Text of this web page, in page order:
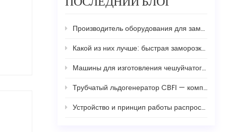
Производитель оборудования для заморозки креветок и температура замораживания
Какой из них лучше: быстрая заморозка с двойной спиралью или с одной спиралью, и в чем разница?
Машины для изготовления чешуйчатого льда: незаменимы для рыбалки, приготовления бетона и производства продуктов питания
Трубчатый льдогенератор CBFI — комплексное решение для ваших нужд по производству льда
Устройство и принцип работы распространенных устройств быстрой заморозки